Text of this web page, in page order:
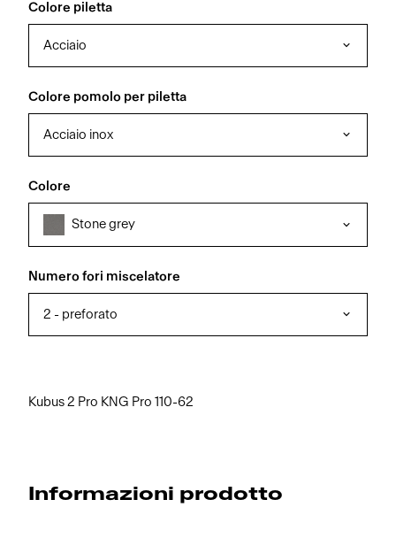
Colore piletta
Acciaio
Colore pomolo per piletta
Acciaio inox
Colore
Stone grey
Numero fori miscelatore
2 - preforato
Kubus 2 Pro KNG Pro 110-62
Informazioni prodotto